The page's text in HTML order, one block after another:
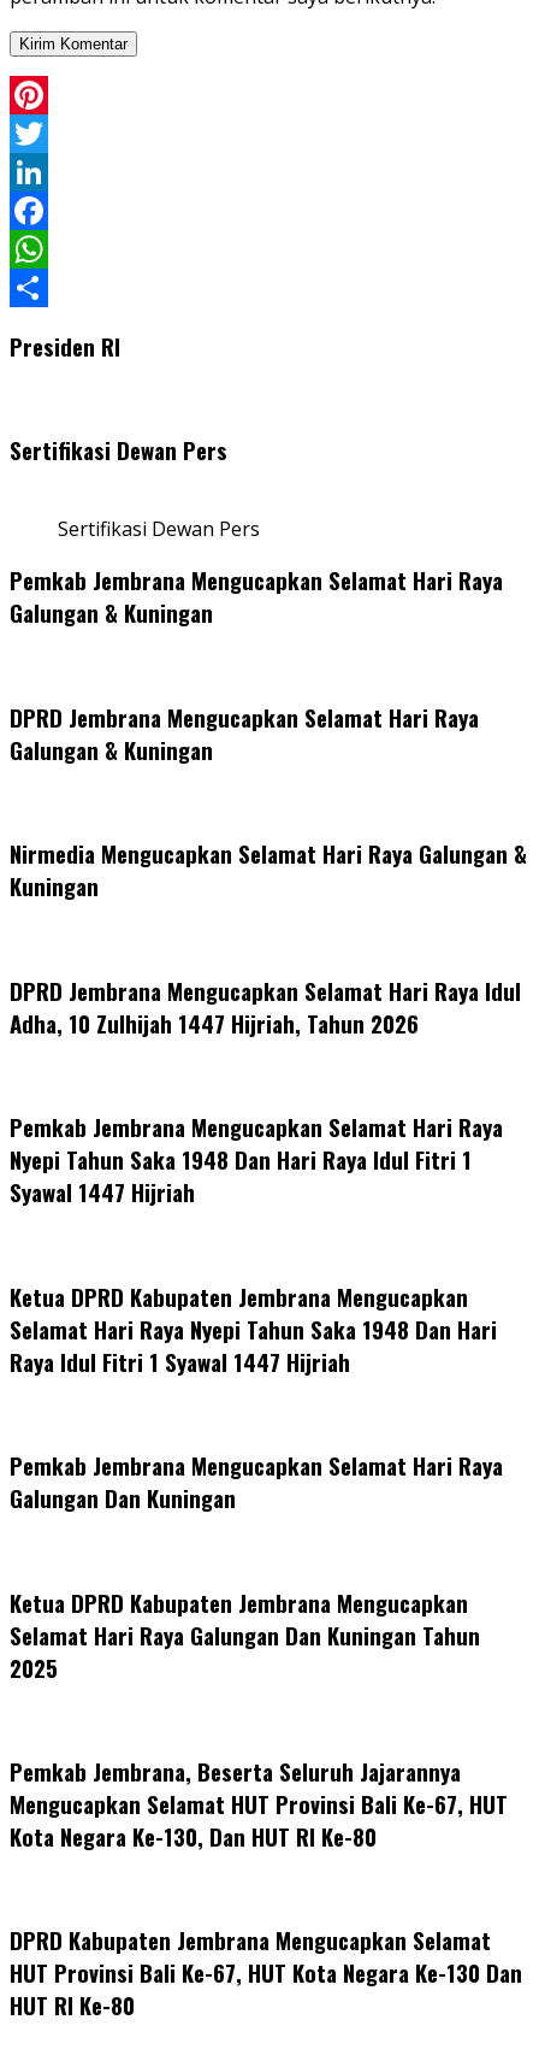
Pinterest
Twitter
LinkedIn
Facebook
WhatsApp
Presiden RI
Sertifikasi Dewan Pers
Sertifikasi Dewan Pers
Pemkab Jembrana Mengucapkan Selamat Hari Raya
Galungan & Kuningan
DPRD Jembrana Mengucapkan Selamat Hari Raya
Galungan & Kuningan
Nirmedia Mengucapkan Selamat Hari Raya Galungan &
Kuningan
DPRD Jembrana Mengucapkan Selamat Hari Raya Idul
Adha, 10 Zulhijah 1447 Hijriah, Tahun 2026
Pemkab Jembrana Mengucapkan Selamat Hari Raya
Nyepi Tahun Saka 1948 Dan Hari Raya Idul Fitri 1
Syawal 1447 Hijriah
Ketua DPRD Kabupaten Jembrana Mengucapkan
Selamat Hari Raya Nyepi Tahun Saka 1948 Dan Hari
Raya Idul Fitri 1 Syawal 1447 Hijriah
Pemkab Jembrana Mengucapkan Selamat Hari Raya
Galungan Dan Kuningan
Ketua DPRD Kabupaten Jembrana Mengucapkan
Selamat Hari Raya Galungan Dan Kuningan Tahun
2025
Pemkab Jembrana, Beserta Seluruh Jajarannya
Mengucapkan Selamat HUT Provinsi Bali Ke-67, HUT
Kota Negara Ke-130, Dan HUT RI Ke-80
DPRD Kabupaten Jembrana Mengucapkan Selamat
HUT Provinsi Bali Ke-67, HUT Kota Negara Ke-130 Dan
HUT RI Ke-80